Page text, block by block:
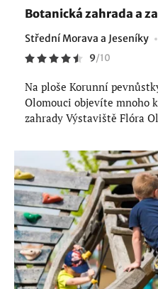
Botanická zahrada a
Střední Morava a Jeseníky
9/10
Na ploše Korunní
Olomouci objevíte mnoho
zahrady Výstaviště Flóra